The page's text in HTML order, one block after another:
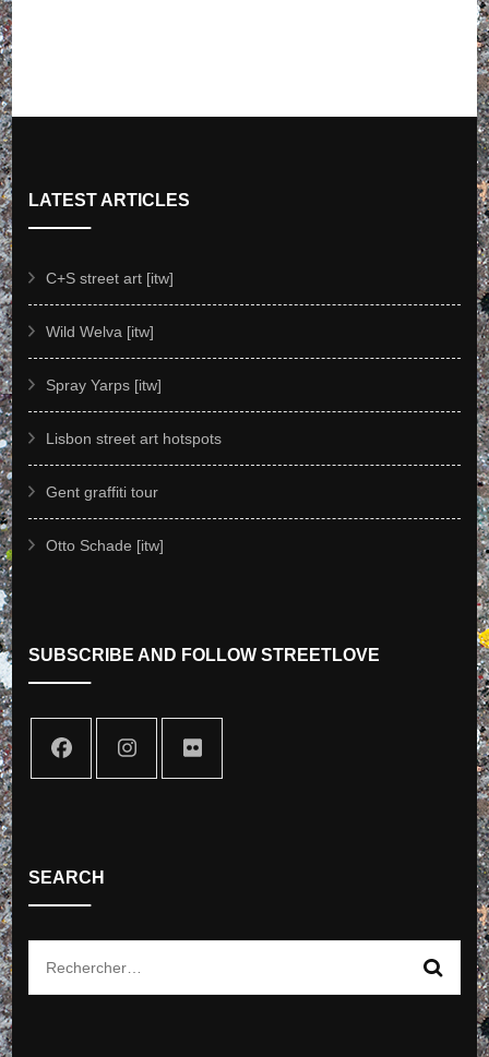
LATEST ARTICLES
C+S street art [itw]
Wild Welva [itw]
Spray Yarps [itw]
Lisbon street art hotspots
Gent graffiti tour
Otto Schade [itw]
SUBSCRIBE AND FOLLOW STREETLOVE
SEARCH
Rechercher :